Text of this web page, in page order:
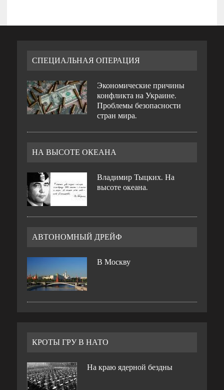
СПЕЦИАЛЬНАЯ ОПЕРАЦИЯ
Экономические причины
конфликта на Украине.
Проблемы безопасности
стран мира.
НА ВЫСОТЕ ОКЕАНА
Владимир Тыцких. На
высоте океана.
АВТОНОМНЫЙ ДРЕЙФ
В Москву
КРОТЫ ГРУ В НАТО
На краю ядерной бездны